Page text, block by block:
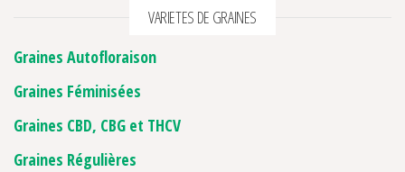
VARIETES DE GRAINES
Graines Autofloraison
Graines Féminisées
Graines CBD, CBG et THCV
Graines Régulières